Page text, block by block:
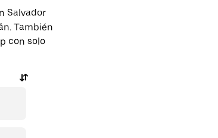
Salvador
También
con solo